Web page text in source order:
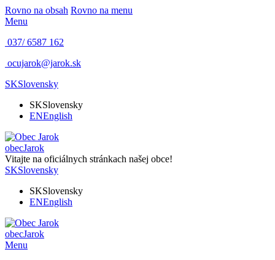
Rovno na obsah Rovno na menu
Menu
037/ 6587 162
ocujarok@jarok.sk
SKSlovensky
SKSlovensky
ENEnglish
obecJarok
Vitajte na oficiálnych stránkach našej obce!
SKSlovensky
SKSlovensky
ENEnglish
obecJarok
Menu